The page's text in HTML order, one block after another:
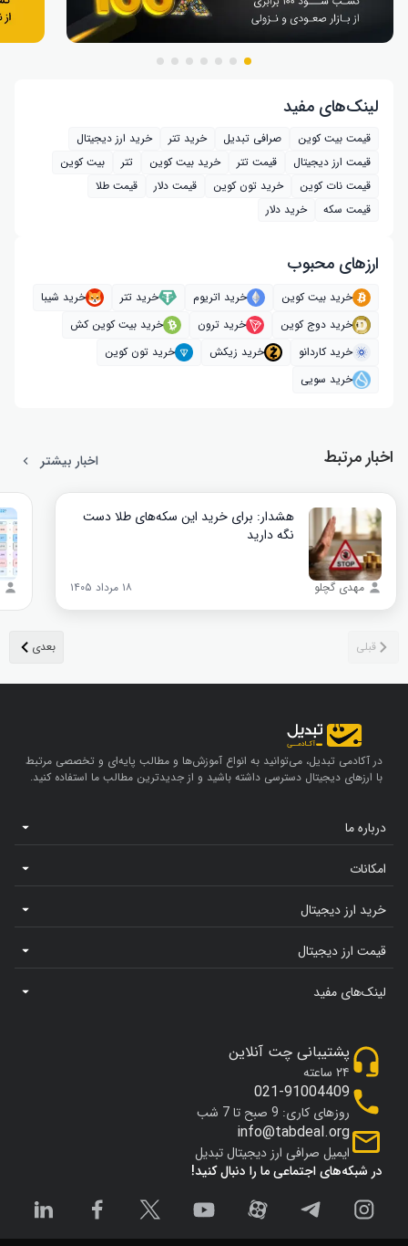
لینک‌های مفید
قیمت بیت کوین صرافی تبدیل خرید تتر
خرید ارز دیجیتال
قیمت ارز دیجیتال
قیمت تتر خرید بیت‌ کوین تتر
بیت کوین
قیمت نات کوین
خرید تون کوین قیمت دلار
قیمت طلا
قیمت سکه
خرید دلار
ارز‌های محبوب
خرید بیت کوین خرید اتریوم خرید تتر
خرید شیبا
خرید دوج کوین
خرید ترون
خرید بیت کوین کش
خرید کاردانو
خرید زیکش
خرید تون کوین
خرید سویی
اخبار مرتبط اخبار بیشتر
هشدار: برای خرید این سکه‌های طلا دست
نگه دارید
مهدی گچلو ۱۸ مرداد ۱۴۰۵
در آکادمی تبدیل، می‌توانید به انواع آموزش‌ها و مطالب پایه‌ای و تخصصی مرتبط
با ارزهای دیجیتال دسترسی داشته باشید و از جدیدترین مطالب ما استفاده کنید.
درباره ما
امکانات
خرید ارز دیجیتال
قیمت ارز دیجیتال
لینک‌های مفید
در شبکه‌های اجتماعی ما را دنبال کنید!
پشتیبانی چت آنلاین
۲۴ ساعته
021-91004409
روزهای کاری: 9 صبح تا 7 شب
info@tabdeal.org
ایمیل صرافی ارز دیجیتال تبدیل